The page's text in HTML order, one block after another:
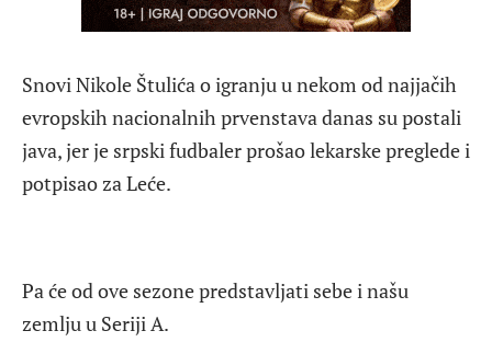
Snovi Nikole Štulića o igranju u nekom od najjačih
evropskih nacionalnih prvenstava danas su postali
java, jer je srpski fudbaler prošao lekarske preglede i
potpisao za Leće.
Pa će od ove sezone predstavljati sebe i našu
zemlju u Seriji A.